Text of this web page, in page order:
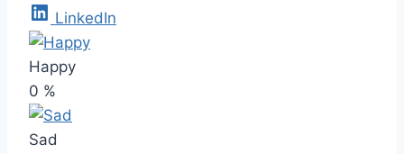
LinkedIn
Happy
0 %
Sad